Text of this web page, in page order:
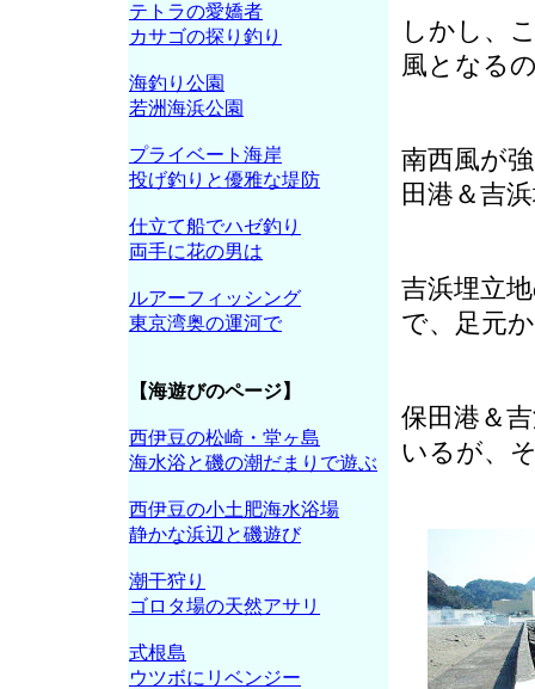
しかし、
風となる
南西風が
田港＆吉
吉浜埋立
で、足元
保田港＆
いるが、
テトラの愛嬌者
カサゴの探り釣り
海釣り公園
若洲海浜公園
プライベート海岸
投げ釣りと優雅な堤防
仕立て船でハゼ釣り
両手に花の男は
ルアーフィッシング
東京湾奥の運河で
【海遊びのページ】
西伊豆の松崎・堂ヶ島
海水浴と磯の潮だまりで遊ぶ
西伊豆の小土肥海水浴場
静かな浜辺と磯遊び
潮干狩り
ゴロタ場の天然アサリ
式根島
ウツボにリベンジー